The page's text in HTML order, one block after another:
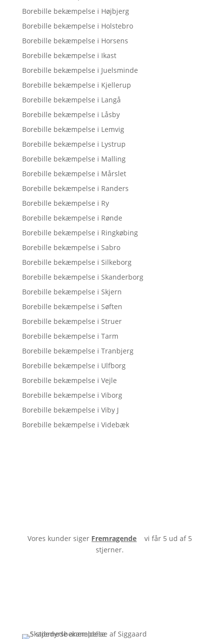
Borebille bekæmpelse i Højbjerg
Borebille bekæmpelse i Holstebro
Borebille bekæmpelse i Horsens
Borebille bekæmpelse i Ikast
Borebille bekæmpelse i Juelsminde
Borebille bekæmpelse i Kjellerup
Borebille bekæmpelse i Langå
Borebille bekæmpelse i Låsby
Borebille bekæmpelse i Lemvig
Borebille bekæmpelse i Lystrup
Borebille bekæmpelse i Malling
Borebille bekæmpelse i Mårslet
Borebille bekæmpelse i Randers
Borebille bekæmpelse i Ry
Borebille bekæmpelse i Rønde
Borebille bekæmpelse i Ringkøbing
Borebille bekæmpelse i Sabro
Borebille bekæmpelse i Silkeborg
Borebille bekæmpelse i Skanderborg
Borebille bekæmpelse i Skjern
Borebille bekæmpelse i Søften
Borebille bekæmpelse i Struer
Borebille bekæmpelse i Tarm
Borebille bekæmpelse i Tranbjerg
Borebille bekæmpelse i Ulfborg
Borebille bekæmpelse i Vejle
Borebille bekæmpelse i Viborg
Borebille bekæmpelse i Viby J
Borebille bekæmpelse i Videbæk
Vores kunder siger Fremragende
vi får 5 ud af 5
stjerner.